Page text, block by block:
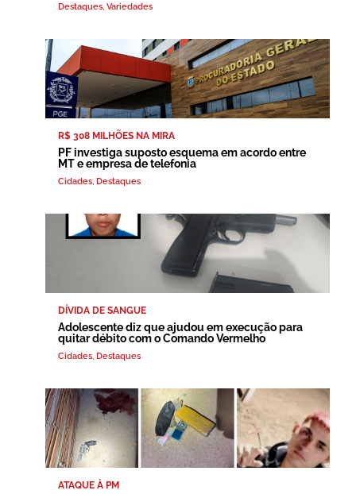
Destaques Variedades
R$ 308 MILHÕES NA MIRA
PF investiga suposto esquema em acordo entre
MT e empresa de telefonia
Cidades Destaques
DÍVIDA DE SANGUE
Adolescente diz que ajudou em execução para
quitar débito com o Comando Vermelho
Cidades Destaques
ATAQUE À PM